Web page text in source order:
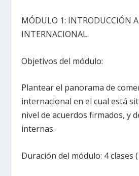
MÓDULO 1: INTRODUCCIÓN
INTERNACIONAL.
Objetivos del módulo:
Plantear el panorama de
internacional en el cual está
nivel de acuerdos firmados, y
internas.
Duración del módulo: 4 clases